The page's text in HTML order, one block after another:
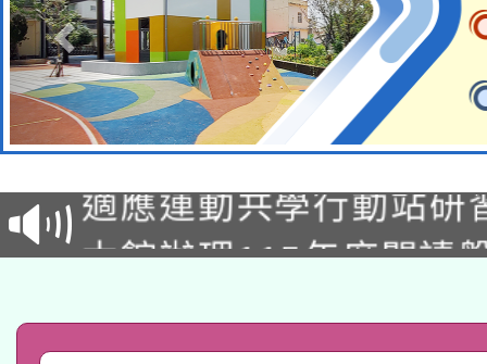
本校115學年度第2次
招甄選結果公告(無人
招)
適應運動共學行動站研
本館辦理115年度閱讀
A3數位素養講師名單